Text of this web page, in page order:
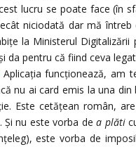
lucru se poate face (în
niciodată dar mă
la Ministerul
da pentru că fiind ceva
Aplicația funcționează, am
nu ai card emis la una
Este cetățean român,
Și nu este vorba dea plăti
este vorba de